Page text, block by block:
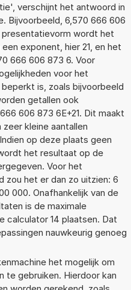
verschijnt het antwoord in
Bijvoorbeeld, 6,570 666 606
presentatievorm wordt het
exponent, hier 21, en het
666 606 873 6. Voor
voor het
is, zoals bijvoorbeeld
getallen ook
606 873 6E+21. Dit maakt
kleine aantallen
op deze plaats geen
het resultaat op de
Voor het
zou het er dan zo uitzien: 6
000. Onafhankelijk van de
is de maximale
calculator 14 plaatsen. Dat
nauwkeurig genoeg
het mogelijk om
te gebruiken. Hierdoor kan